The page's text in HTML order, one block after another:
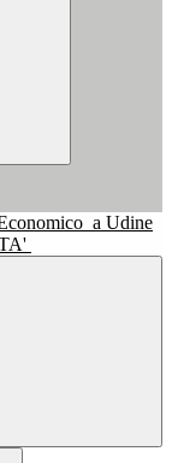
a Udine